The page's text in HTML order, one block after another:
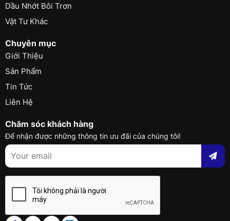
Dầu Nhớt Bôi Trơn
Vật Tư Khác
Chuyên mục
Giới Thiệu
Sản Phẩm
Tin Tức
Liên Hệ
Chăm sóc khách hàng
Để nhận được những thông tin ưu đãi của chúng tôi!